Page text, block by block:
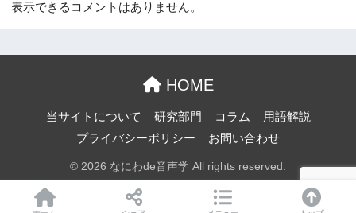
表示できるコメントはありません。
HOME
当サイトについて 研究部門 コラム
用語解説
プライバシーポリシー
お問い合わせ
© 2026 なにわde音声学 All rights reserved.